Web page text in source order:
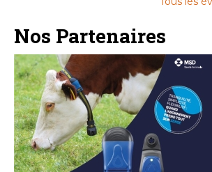
Nos Partenaires